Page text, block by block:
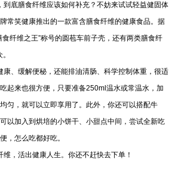
底膳食纤维应该如何补充？不妨来试试轻益健固体
常笑健康推出的一款富含膳食纤维的健康食品。据
纤维之王”称号的圆苞车前子壳，还有两类膳食纤
、缓解便秘，还能排油清肠、科学控制体重，很适
起来也很方便，只要准备250ml温水或常温水，加
匀，就可以立即享用了。此外，你还可以搭配牛
以加入到烘培的小饼干、小甜点中间，尝试全新吃
，怎么吃都好吃。
，活出健康人生。你还不赶快去下单！